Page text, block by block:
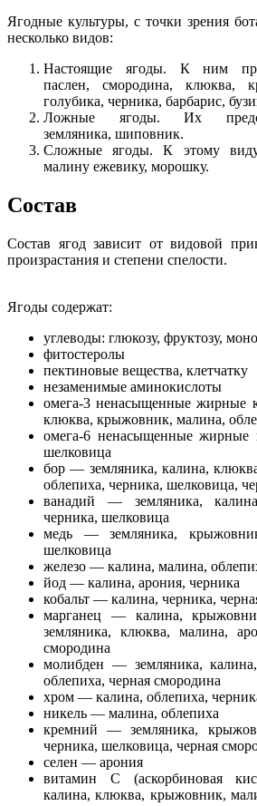
Ягодные культуры, с точки зрения
несколько видов:
Настоящие ягоды. К ним
паслен, смородина, клюква,
голубика, черника, барбарис,
Ложные ягоды. Их
земляника, шиповник.
Сложные ягоды. К этому виду
малину ежевику, морошку.
Состав
Состав ягод зависит от видовой
произрастания и степени спелости.
Ягоды содержат:
углеводы: глюкозу, фруктозу,
фитостеролы
пектиновые вещества, клетчатку
незаменимые аминокислоты
омега-3 ненасыщенные жирные
клюква, крыжовник, малина,
омега-6 ненасыщенные
шелковица
бор — земляника, калина,
облепиха, черника, шелковица,
ванадий — земляника,
черника, шелковица
медь — земляника,
шелковица
железо — калина, малина,
йод — калина, арония, черника
кобальт — калина, черника,
марганец — калина,
земляника, клюква, малина,
смородина
молибден — земляника,
облепиха, черная смородина
хром — калина, облепиха,
никель — малина, облепиха
кремний — земляника,
черника, шелковица, черная
селен — арония
витамин C (аскорбиновая
калина, клюква, крыжовник,